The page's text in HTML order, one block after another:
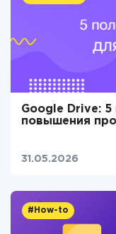
Google Drive: 5
повышения
31.05.2026
#How-to